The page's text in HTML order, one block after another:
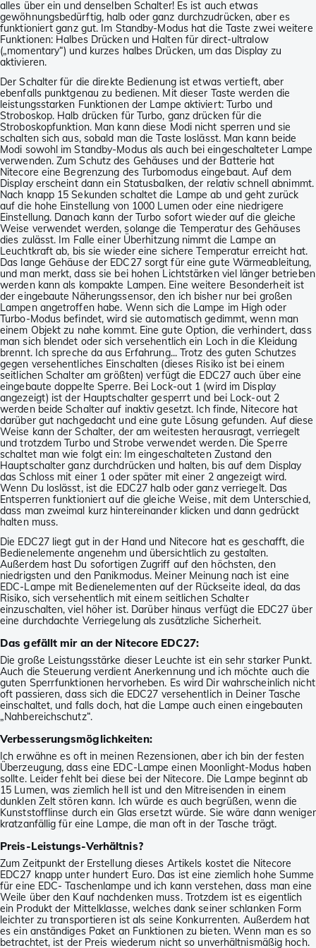
alles über ein und denselben Schalter! Es ist auch etwas
gewöhnungsbedürftig, halb oder ganz durchzudrücken, aber es
funktioniert ganz gut. Im Standby-Modus hat die Taste zwei weitere
Funktionen: Halbes Drücken und Halten für direct-ultralow
(„momentary“) und kurzes halbes Drücken, um das Display zu
aktivieren.
Der Schalter für die direkte Bedienung ist etwas vertieft, aber
ebenfalls punktgenau zu bedienen. Mit dieser Taste werden die
leistungsstarken Funktionen der Lampe aktiviert: Turbo und
Stroboskop. Halb drücken für Turbo, ganz drücken für die
Stroboskopfunktion. Man kann diese Modi nicht sperren und sie
schalten sich aus, sobald man die Taste loslässt. Man kann beide
Modi sowohl im Standby-Modus als auch bei eingeschalteter Lampe
verwenden. Zum Schutz des Gehäuses und der Batterie hat
Nitecore eine Begrenzung des Turbomodus eingebaut. Auf dem
Display erscheint dann ein Statusbalken, der relativ schnell abnimmt.
Nach knapp 15 Sekunden schaltet die Lampe ab und geht zurück
auf die hohe Einstellung von 1000 Lumen oder eine niedrigere
Einstellung. Danach kann der Turbo sofort wieder auf die gleiche
Weise verwendet werden, solange die Temperatur des Gehäuses
dies zulässt. Im Falle einer Überhitzung nimmt die Lampe an
Leuchtkraft ab, bis sie wieder eine sichere Temperatur erreicht hat.
Das lange Gehäuse der EDC27 sorgt für eine gute Wärmeableitung,
und man merkt, dass sie bei hohen Lichtstärken viel länger betrieben
werden kann als kompakte Lampen. Eine weitere Besonderheit ist
der eingebaute Näherungssensor, den ich bisher nur bei großen
Lampen angetroffen habe. Wenn sich die Lampe im High oder
Turbo-Modus befindet, wird sie automatisch gedimmt, wenn man
einem Objekt zu nahe kommt. Eine gute Option, die verhindert, dass
man sich blendet oder sich versehentlich ein Loch in die Kleidung
brennt. Ich spreche da aus Erfahrung... Trotz des guten Schutzes
gegen versehentliches Einschalten (dieses Risiko ist bei einem
seitlichen Schalter am größten) verfügt die EDC27 auch über eine
eingebaute doppelte Sperre. Bei Lock-out 1 (wird im Display
angezeigt) ist der Hauptschalter gesperrt und bei Lock-out 2
werden beide Schalter auf inaktiv gesetzt. Ich finde, Nitecore hat
darüber gut nachgedacht und eine gute Lösung gefunden. Auf diese
Weise kann der Schalter, der am weitesten herausragt, verriegelt
und trotzdem Turbo und Strobe verwendet werden. Die Sperre
schaltet man wie folgt ein: Im eingeschalteten Zustand den
Hauptschalter ganz durchdrücken und halten, bis auf dem Display
das Schloss mit einer 1 oder später mit einer 2 angezeigt wird.
Wenn Du loslässt, ist die EDC27 halb oder ganz verriegelt. Das
Entsperren funktioniert auf die gleiche Weise, mit dem Unterschied,
dass man zweimal kurz hintereinander klicken und dann gedrückt
halten muss.
Die EDC27 liegt gut in der Hand und Nitecore hat es geschafft, die
Bedienelemente angenehm und übersichtlich zu gestalten.
Außerdem hast Du sofortigen Zugriff auf den höchsten, den
niedrigsten und den Panikmodus. Meiner Meinung nach ist eine
EDC-Lampe mit Bedienelementen auf der Rückseite ideal, da das
Risiko, sich versehentlich mit einem seitlichen Schalter
einzuschalten, viel höher ist. Darüber hinaus verfügt die EDC27 über
eine durchdachte Verriegelung als zusätzliche Sicherheit.
Das gefällt mir an der Nitecore EDC27:
Die große Leistungsstärke dieser Leuchte ist ein sehr starker Punkt.
Auch die Steuerung verdient Anerkennung und ich möchte auch die
guten Sperrfunktionen hervorheben. Es wird Dir wahrscheinlich nicht
oft passieren, dass sich die EDC27 versehentlich in Deiner Tasche
einschaltet, und falls doch, hat die Lampe auch einen eingebauten
„Nahbereichschutz“.
Verbesserungsmöglichkeiten:
Ich erwähne es oft in meinen Rezensionen, aber ich bin der festen
Überzeugung, dass eine EDC-Lampe einen Moonlight-Modus haben
sollte. Leider fehlt bei diese bei der Nitecore. Die Lampe beginnt ab
15 Lumen, was ziemlich hell ist und den Mitreisenden in einem
dunklen Zelt stören kann. Ich würde es auch begrüßen, wenn die
Kunststofflinse durch ein Glas ersetzt würde. Sie wäre dann weniger
kratzanfällig für eine Lampe, die man oft in der Tasche trägt.
Preis-Leistungs-Verhältnis?
Zum Zeitpunkt der Erstellung dieses Artikels kostet die Nitecore
EDC27 knapp unter hundert Euro. Das ist eine ziemlich hohe Summe
für eine EDC- Taschenlampe und ich kann verstehen, dass man eine
Weile über den Kauf nachdenken muss. Trotzdem ist es eigentlich
ein Produkt der Mittelklasse, welches dank seiner schlanken Form
leichter zu transportieren ist als seine Konkurrenten. Außerdem hat
es ein anständiges Paket an Funktionen zu bieten. Wenn man es so
betrachtet, ist der Preis wiederum nicht so unverhältnismäßig hoch.